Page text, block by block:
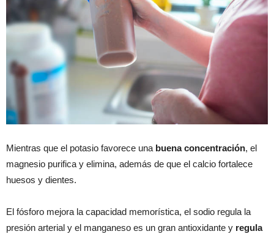
Mientras que el potasio favorece una buena concentración, el
magnesio purifica y elimina, además de que el calcio fortalece
huesos y dientes.
El fósforo mejora la capacidad memorística, el sodio regula la
presión arterial y el manganeso es un gran antioxidante y regula